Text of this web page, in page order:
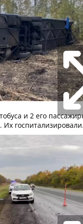
и 2 его
Их госпитализировали.